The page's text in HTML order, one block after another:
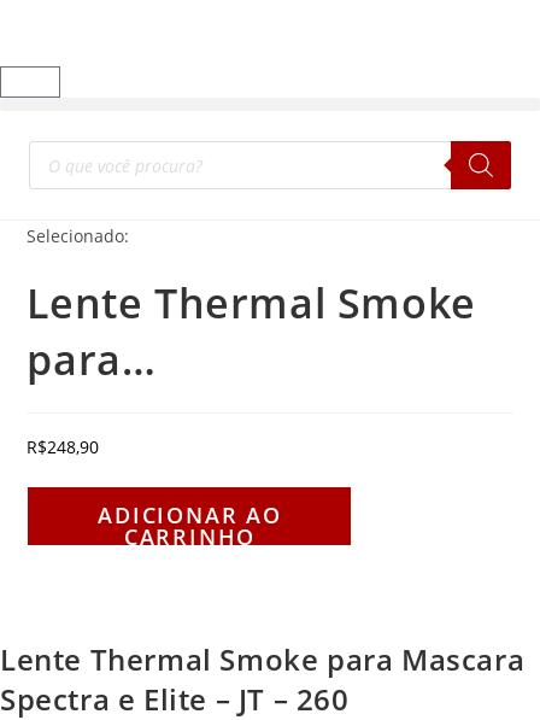
Selecionado:
Lente Thermal Smoke
para…
R$248,90
ADICIONAR AO
CARRINHO
Lente Thermal Smoke para Mascara
Spectra e Elite – JT – 260